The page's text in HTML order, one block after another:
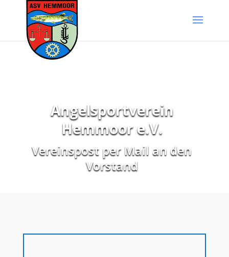
Angelsportverein
Hemmoor e.V.
Vereinspost per Mail an den
Vorstand